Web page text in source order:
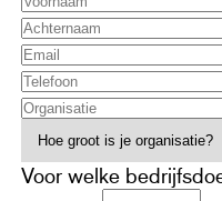
Voor welke